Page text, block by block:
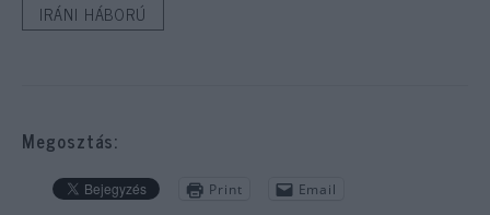
IRÁNI HÁBORÚ
Megosztás:
Print Email